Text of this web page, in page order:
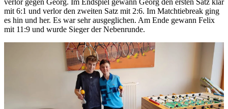
mit 6:1 und verlor den zweiten Satz mit 2:6. Im Matchtiebreak ging
es hin und her. Es war sehr ausgeglichen. Am Ende gewann Felix
mit 11:9 und wurde Sieger der Nebenrunde.